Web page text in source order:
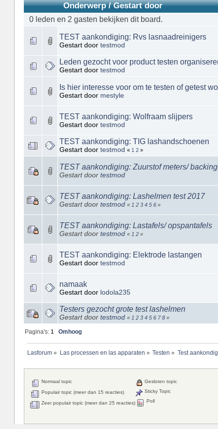
Onderwerp/Gestart door
0 leden en 2 gasten bekijken dit board.
TEST aankondiging: Rvs lasnaadreinigers
Gestart door testmod
Leden gezocht voor product testen
Gestart door testmod
Is hier interesse voor om te testen of getest
Gestart door mestyle
TEST aankondiging: Wolfraam slijpers
Gestart door testmod
TEST aankondiging: TIG lashandschoenen
Gestart door testmod « 1 2 »
TEST aankondiging: Zuurstof meters/
Gestart door testmod
TEST aankondiging: Lashelmen test 2017
Gestart door testmod « 1 2 3 4 5 6 »
TEST aankondiging: Lastafels/ opspantafels
Gestart door testmod « 1 2 »
TEST aankondiging: Elektrode lastangen
Gestart door testmod
namaak
Gestart door lodola235
Testers gezocht grote test lashelmen
Gestart door testmod « 1 2 3 4 5 6 7 8 »
Pagina's:1 Omhoog
Lasforum» Las processen en las apparaten » Testen » Test
Normaal topic
Populair topic (meer dan 15 reacties)
Zeer populair topic (meer dan 25 reacties)
Gesloten topic
Sticky Topic
Poll